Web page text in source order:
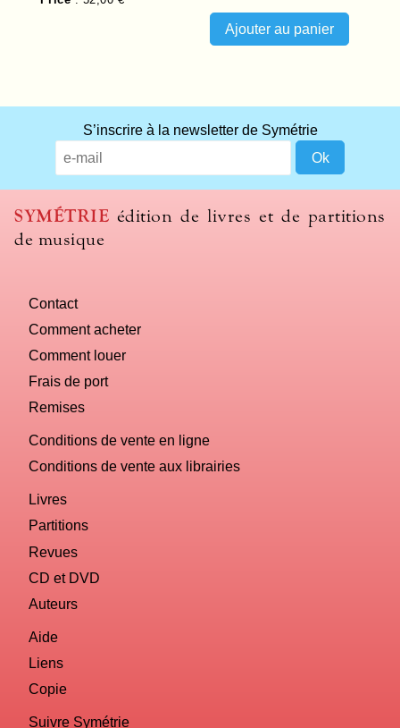
S’inscrire à la newsletter de Symétrie
SYMÉTRIE édition de livres et de partitions
de musique
Contact
Comment acheter
Comment louer
Frais de port
Remises
Conditions de vente en ligne
Conditions de vente aux librairies
Livres
Partitions
Revues
CD et DVD
Auteurs
Aide
Liens
Copie
Suivre Symétrie